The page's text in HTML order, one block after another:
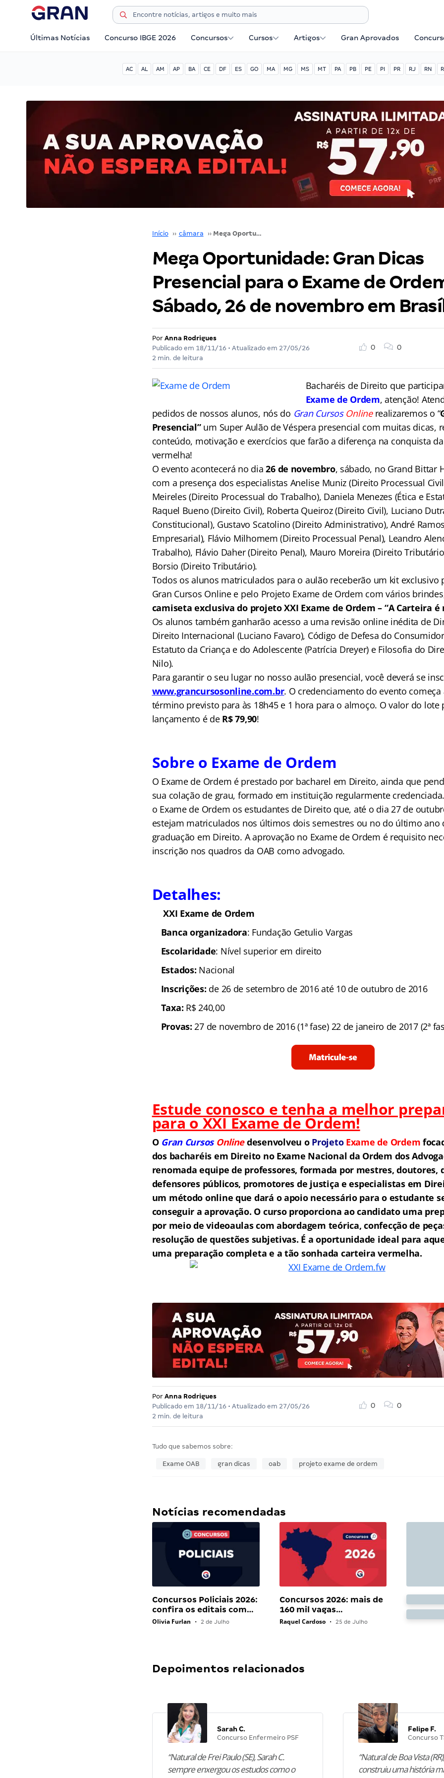
Últimas Notícias Concurso IBGE 2026 Concursos Cursos Artigos Gran Aprovados
AC AL AM AP BA CE DF ES GO MA MG MS MT PA PB PE PI PR RJ RN
Início ›› câmara ›› Mega Oportunidade: Gran Dicas Presencial para o Exame de Ordem. Sábado, 26 de novembro em Brasília!
Mega Oportunidade: Gran Dicas
Presencial para o Exame de
Sábado, 26 de novembro em
Por Anna Rodrigues
Publicado em 18/11/16 • Atualizado em 27/05/26
2 min. de leitura
0 0
Bacharéis de Direito que
Exame de Ordem, atenção!
pedidos de nossos alunos, nós do Gran Cursos Onlinerealizaremos o “
Presencial”um Super Aulão de Véspera presencial com muitas dicas,
conteúdo, motivação e exercícios que farão a diferença na conquista
vermelha!
O evento acontecerá no dia26 de novembro, sábado, no Grand Bittar
com a presença dos especialistas Anelise Muniz (Direito Processual
Meireles (Direito Processual do Trabalho), Daniela Menezes (Ética e
Raquel Bueno (Direito Civil), Roberta Queiroz (Direito Civil), Luciano
Constitucional), Gustavo Scatolino (Direito Administrativo), André
Empresarial), Flávio Milhomem (Direito Processual Penal), Leandro
Trabalho), Flávio Daher (Direito Penal), Mauro Moreira (Direito
Borsio (Direito Tributário).
Todos os alunos matriculados para o aulão receberão um kit exclusivo
Gran Cursos Online e pelo Projeto Exame de Ordem com vários
camiseta exclusivado projeto XXI Exame de Ordem – “A Carteira é
Os alunos também ganharão acesso a uma revisão online inédita de
Direito Internacional (Luciano Favaro), Código de Defesa do
Estatuto da Criança e do Adolescente (Patrícia Dreyer) e Filosofia do
Nilo).
Para garantir o seu lugar no nosso aulão presencial, você deverá se
www.grancursosonline.com.br. O credenciamento do evento começa
término previsto para às 18h45 e 1 hora para o almoço. O valor do
lançamento é de R$ 79,90!
Sobre o Exame de Ordem
O Exame de Ordem é prestado por bacharel em Direito, ainda que
sua colação de grau, formado em instituição regularmente
o Exame de Ordem os estudantes de Direito que, até o dia 27 de
estejam matriculados nos últimos dois semestres ou no do último ano
graduação em Direito. A aprovação no Exame de Ordem é requisito
inscrição nos quadros da OAB como advogado.
Detalhes:
XXI Exame de Ordem
Banca organizadora: Fundação Getulio Vargas
Escolaridade: Nível superior em direito
Estados: Nacional
Inscrições: de 26 de setembro de 2016 até 10 de outubro de 2016
Taxa: R$ 240,00
Provas:27 de novembro de 2016 (1ª fase) 22 de janeiro de 2017 (2ª
Estude conosco e tenha a melhor
para o XXI Exame de Ordem!
O Gran Cursos Onlinedesenvolveu o Projeto Exame de Ordem fo
dos bacharéis em Direito no Exame Nacional da Ordem dos
renomada equipe de professores, formada por mestres, doutores,
defensores públicos, promotores de justiça e especialistas em
um método online que dará o apoio necessário para o estudante
conseguir a aprovação. O curso proporciona ao candidato uma
por meio de videoaulas com abordagem teórica, confecção de
resolução de questões subjetivas. É a oportunidade ideal para
uma preparação completa e a tão sonhada carteira vermelha.
Por Anna Rodrigues
Publicado em 18/11/16 • Atualizado em 27/05/26
2 min. de leitura
0 0
Tudo que sabemos sobre:
Exame OAB gran dicas oab projeto exame de ordem
Notícias recomendadas
Concursos Policiais 2026:
confira os editais com…
Olivia Furlan • 2 de Julho
Concursos 2026: mais de
160 mil vagas…
Raquel Cardoso • 25 de Julho
Depoimentos relacionados
Sarah C.
Concurso Enfermeiro PSF
“Natural de Frei Paulo (SE), Sarah C.
sempre enxergou os estudos como o
Felipe F.
Concurso
“Natural de Boa Vista
construiu uma história